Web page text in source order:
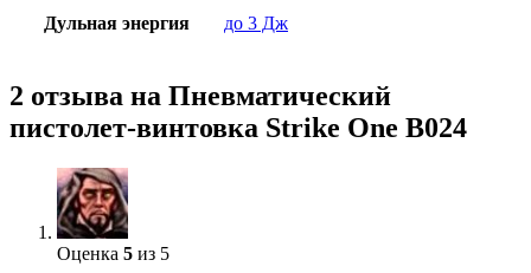
Дульная энергия до 3 Дж
2 отзыва на Пневматический
пистолет-винтовка Strike One B024
Оценка 5 из 5